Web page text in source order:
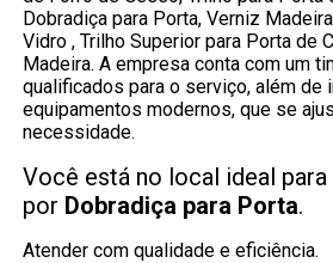
Dobradiça para Porta, Verniz
Vidro , Trilho Superior para Porta de
Madeira. A empresa conta com um
qualificados para o serviço, além de
equipamentos modernos, que se
necessidade.
Você está no local ideal
por Dobradiça para Porta.
Atender com qualidade e eficiência.